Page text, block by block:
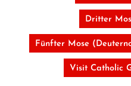
Dritter
Fünfter Mose
Visit Catholic